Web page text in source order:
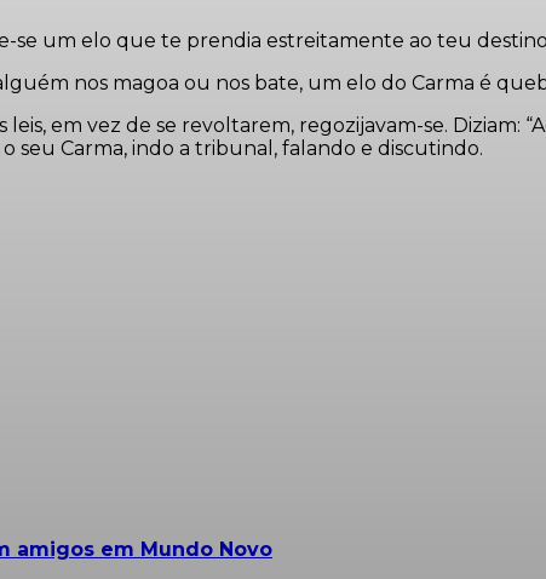
um elo que te prendia estreitamente ao teu
nos magoa ou nos bate, um elo do Carma é
em vez de se revoltarem, regozijavam-se. Diziam:
seu Carma, indo a tribunal, falando e discutindo.
amigos em Mundo Novo